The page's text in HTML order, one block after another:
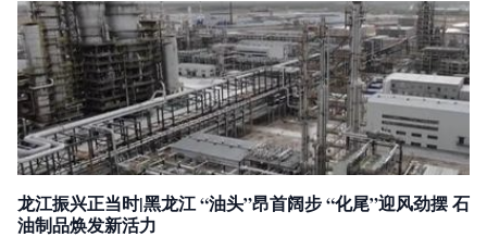
龙江振兴正当时|黑龙江 “油头”昂首阔步 “化尾”迎风劲摆 石
油制品焕发新活力